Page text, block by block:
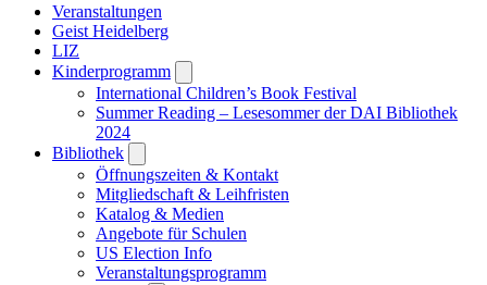
Veranstaltungen
Geist Heidelberg
LIZ
Kinderprogramm
submenu
International Children’s Book Festival
Summer Reading – Lesesommer der DAI Bibliothek
2024
Bibliothek
submenu
Öffnungszeiten & Kontakt
Mitgliedschaft & Leihfristen
Katalog & Medien
Angebote für Schulen
US Election Info
Veranstaltungsprogramm